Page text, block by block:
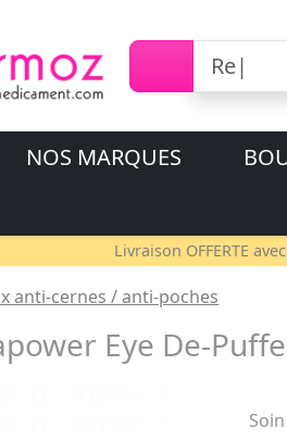
NOS MARQUES
Livraison OFFERTE avec
anti-cernes / anti-poches
Eye De-